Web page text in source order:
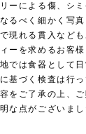
ーによる傷、シ
るべく細かく写
現れる貫入など
ーを求めるお客
では食器として
基づく検査は行っ
をご了承の上、
な点がございま